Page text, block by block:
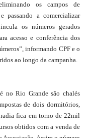
os campos de
passando a comercializar
os números gerados
acesso e conferência dos
informando CPF e o
ao longo da campanha.
no Rio Grande são chalés
de dois dormitórios,
fica em torno de 22mil
obtidos com a venda de